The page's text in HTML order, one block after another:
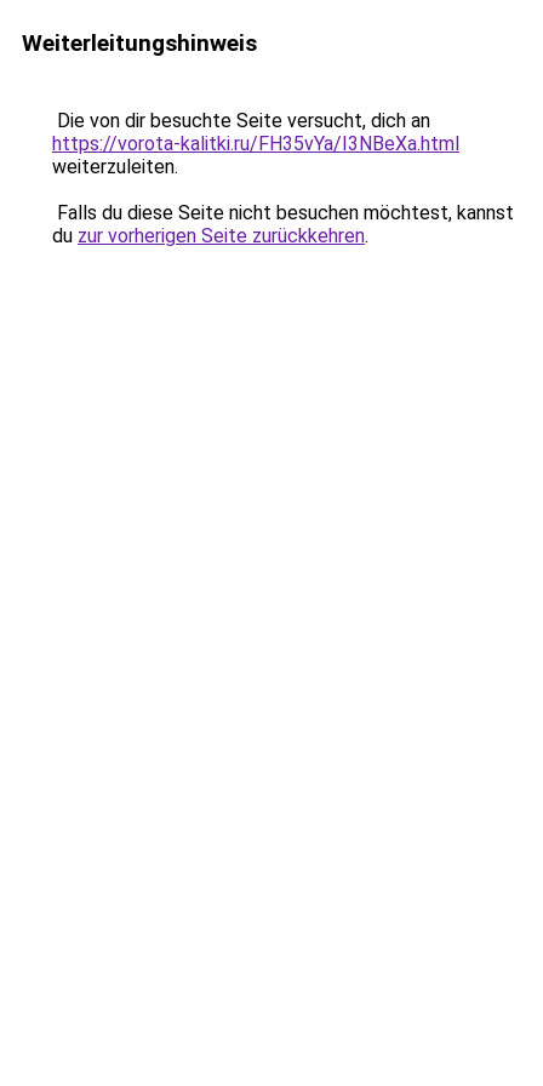
Weiterleitungshinweis
Die von dir besuchte Seite versucht, dich an
https://vorota-kalitki.ru/FH35vYa/I3NBeXa.html
weiterzuleiten.
Falls du diese Seite nicht besuchen möchtest, kannst
du zur vorherigen Seite zurückkehren.